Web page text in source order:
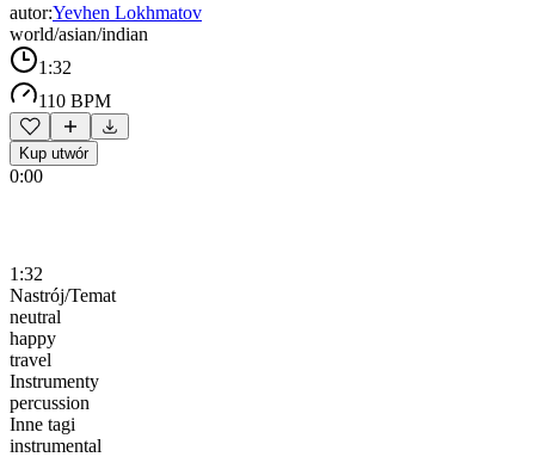
autor:Yevhen Lokhmatov
world/asian/indian
1:32
110 BPM
Kup utwór
0:00
1:32
Nastrój/Temat
neutral
happy
travel
Instrumenty
percussion
Inne tagi
instrumental